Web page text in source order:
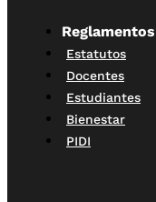
Reglamentos
Estatutos
Docentes
Estudiantes
Bienestar
PIDI